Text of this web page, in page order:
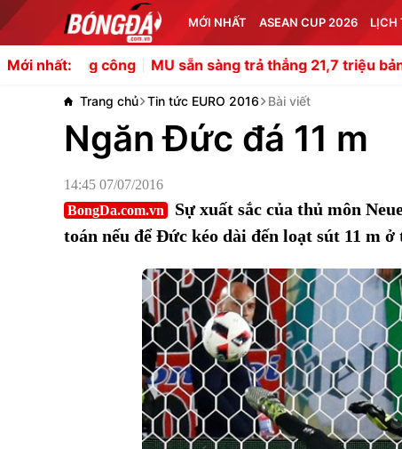
MỚI NHẤT ASEAN CUP 2026 LỊCH
Mới nhất:
công MU sẵn sàng trả thẳng 21,7 triệu bảng chiêu mộ
Trang chủ Tin tức EURO 2016 Bài viết
Ngăn Đức đá 11 m
14:45 07/07/2016
BongDa.com.vn
Sự xuất sắc của thủ môn
toán nếu để Đức kéo dài đến loạt sút 11 m